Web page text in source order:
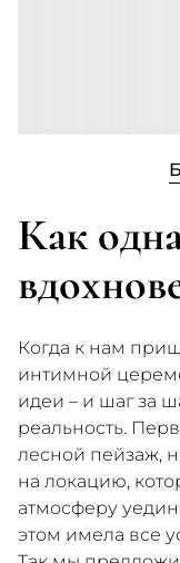
Как
Когда к нам
интимной
идеи – и шаг за
реальность.
лесной пейзаж,
на локацию,
атмосферу
этом имела все